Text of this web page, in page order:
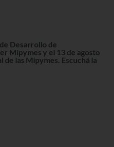
Desarrollo de
Mipymes y el 13 de agosto
de las Mipymes. Escuchá la